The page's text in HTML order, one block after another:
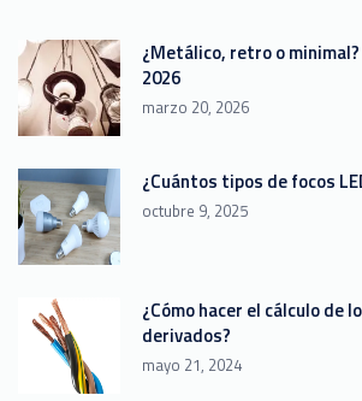
¿Metálico, retro o
2026
marzo 20, 2026
¿Cuántos tipos de focos
octubre 9, 2025
¿Cómo hacer el cálculo de
derivados?
mayo 21, 2024